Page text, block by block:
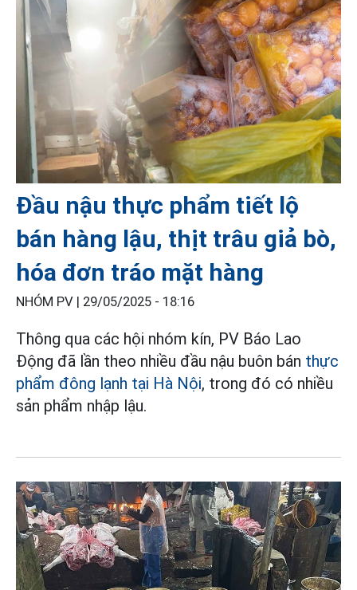
Đầu nậu thực phẩm tiết lộ
bán hàng lậu, thịt trâu giả bò,
hóa đơn tráo mặt hàng
NHÓM PV | 29/05/2025 - 18:16
Thông qua các hội nhóm kín, PV Báo Lao
Động đã lần theo nhiều đầu nậu buôn bán thực
phẩm đông lạnh tại Hà Nội, trong đó có nhiều
sản phẩm nhập lậu.